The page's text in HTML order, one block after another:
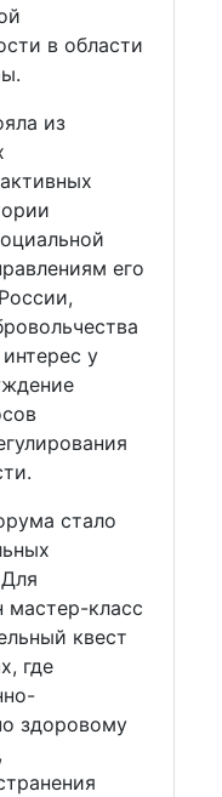
в области
из
его
у
стало
мастер-класс
квест
где
здоровому